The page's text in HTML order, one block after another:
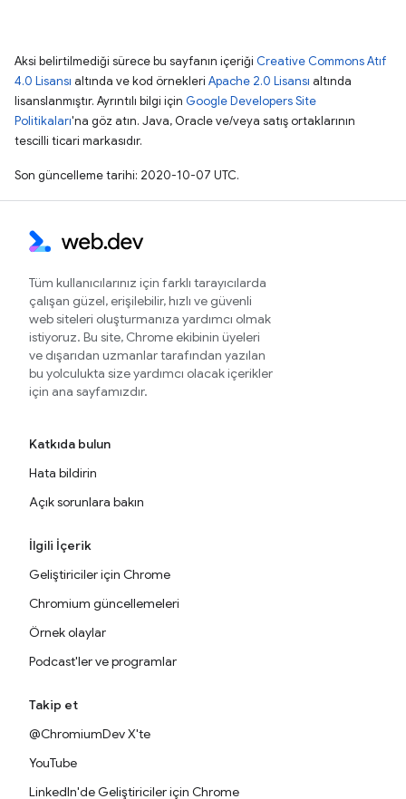
Aksi belirtilmediği sürece bu sayfanın içeriği Creative Commons Atıf
4.0 Lisansı altında ve kod örnekleri Apache 2.0 Lisansı altında
lisanslanmıştır. Ayrıntılı bilgi için Google Developers Site
Politikaları'na göz atın. Java, Oracle ve/veya satış ortaklarının
tescilli ticari markasıdır.
Son güncelleme tarihi: 2020-10-07 UTC.
Tüm kullanıcılarınız için farklı tarayıcılarda
çalışan güzel, erişilebilir, hızlı ve güvenli
web siteleri oluşturmanıza yardımcı olmak
istiyoruz. Bu site, Chrome ekibinin üyeleri
ve dışarıdan uzmanlar tarafından yazılan
bu yolculukta size yardımcı olacak içerikler
için ana sayfamızdır.
Katkıda bulun
Hata bildirin
Açık sorunlara bakın
İlgili İçerik
Geliştiriciler için Chrome
Chromium güncellemeleri
Örnek olaylar
Podcast'ler ve programlar
Takip et
@ChromiumDev X'te
YouTube
LinkedIn'de Geliştiriciler için Chrome